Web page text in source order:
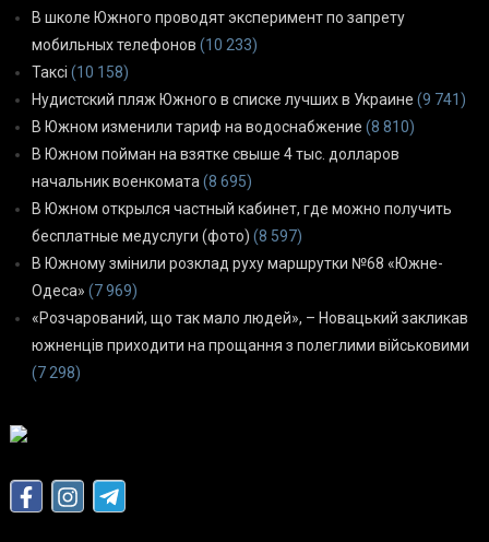
В школе Южного проводят эксперимент по запрету
мобильных телефонов (10 233)
Таксі (10 158)
Нудистский пляж Южного в списке лучших в Украине (9 741)
В Южном изменили тариф на водоснабжение (8 810)
В Южном пойман на взятке свыше 4 тыс. долларов
начальник военкомата (8 695)
В Южном открылся частный кабинет, где можно получить
бесплатные медуслуги (фото) (8 597)
В Южному змінили розклад руху маршрутки №68 «Южне-
Одеса» (7 969)
«Розчарований, що так мало людей», – Новацький закликав
южненців приходити на прощання з полеглими військовими
(7 298)